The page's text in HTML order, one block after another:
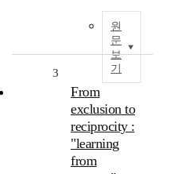
원
문
보
기
3
From
exclusion to
reciprocity :
"learning
from